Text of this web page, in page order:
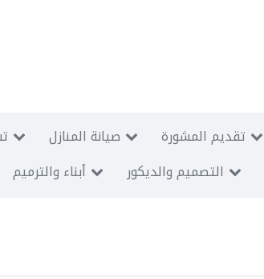
صيانة المنازل تقديم المشورة
أبناء والترميم التصميم والديكور